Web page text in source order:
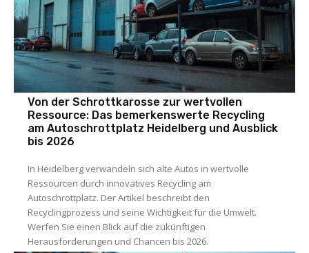
Von der Schrottkarosse zur wertvollen
Ressource: Das bemerkenswerte Recycling
am Autoschrottplatz Heidelberg und Ausblick
bis 2026
In Heidelberg verwandeln sich alte Autos in wertvolle
Ressourcen durch innovatives Recycling am
Autoschrottplatz. Der Artikel beschreibt den
Recyclingprozess und seine Wichtigkeit für die Umwelt.
Werfen Sie einen Blick auf die zukünftigen
Herausforderungen und Chancen bis 2026.